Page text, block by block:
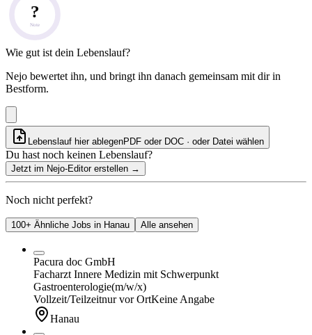
?
Note
Wie gut ist dein Lebenslauf?
Nejo bewertet ihn, und bringt ihn danach gemeinsam mit dir in
Bestform.
Lebenslauf hier ablegenPDF oder DOC · oder Datei wählen
Du hast noch keinen Lebenslauf?
Jetzt im Nejo-Editor erstellen →
Noch nicht perfekt?
100+ Ähnliche Jobs in Hanau Alle ansehen
Pacura doc GmbH
Facharzt Innere Medizin mit Schwerpunkt
Gastroenterologie(m/w/x)
Vollzeit/Teilzeitnur vor OrtKeine Angabe
Hanau